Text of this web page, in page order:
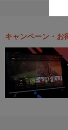
キャンペーン・お